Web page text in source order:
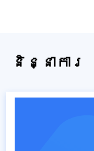
និន្នាការ